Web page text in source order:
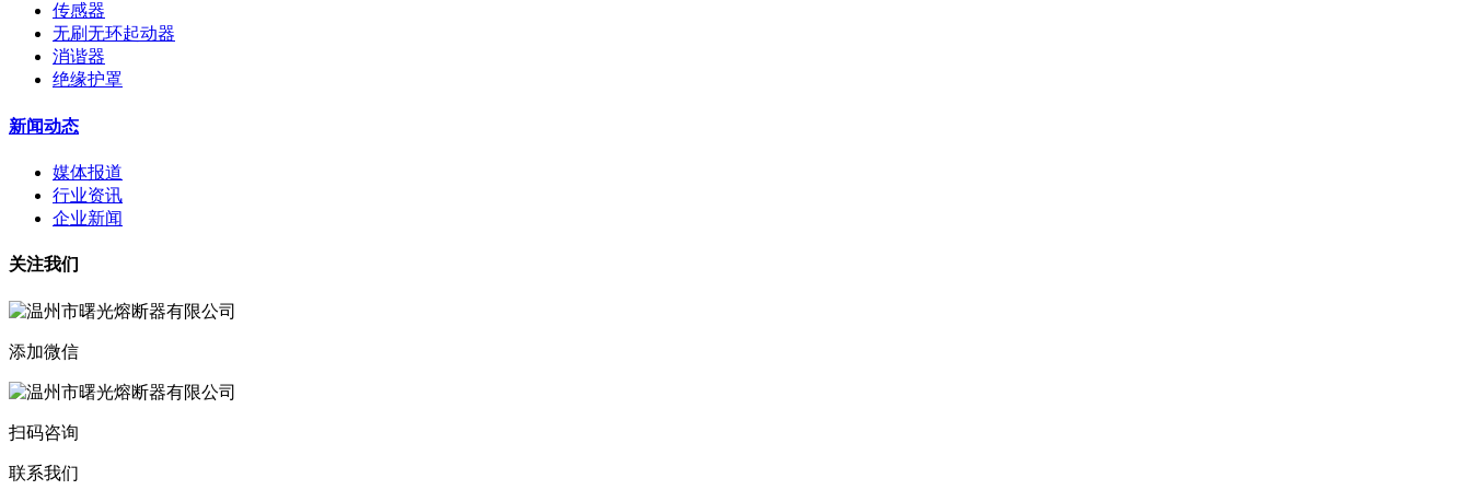
传感器
无刷无环起动器
消谐器
绝缘护罩
新闻动态
媒体报道
行业资讯
企业新闻
关注我们
添加微信
扫码咨询
联系我们